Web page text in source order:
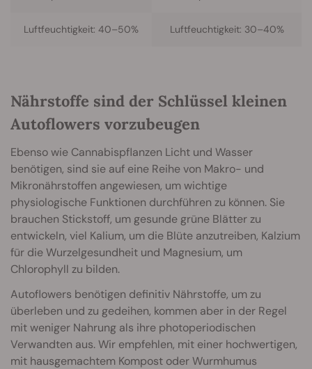
Luftfeuchtigkeit: 40–50% Luftfeuchtigkeit: 30–40%
Nährstoffe sind der Schlüssel kleinen
Autoflowers vorzubeugen
Ebenso wie Cannabispflanzen Licht und Wasser
benötigen, sind sie auf eine Reihe von Makro- und
Mikronährstoffen angewiesen, um wichtige
physiologische Funktionen durchführen zu können. Sie
brauchen Stickstoff, um gesunde grüne Blätter zu
entwickeln, viel Kalium, um die Blüte anzutreiben, Kalzium
für die Wurzelgesundheit und Magnesium, um
Chlorophyll zu bilden.
Autoflowers benötigen definitiv Nährstoffe, um zu
überleben und zu gedeihen, kommen aber in der Regel
mit weniger Nahrung als ihre photoperiodischen
Verwandten aus. Wir empfehlen, mit einer hochwertigen,
mit hausgemachtem Kompost oder Wurmhumus